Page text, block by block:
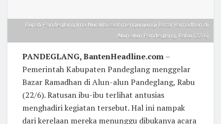
Bupati Pandeglang Irna Nuralita saat mengunjungi Bazar Ramadhan di
Alun-alun Pandeglang, Rabu (22/6)
PANDEGLANG, BantenHeadline.com–
Pemerintah Kabupaten Pandeglang menggelar
Bazar Ramadhan di Alun-alun Pandeglang, Rabu
(22/6). Ratusan ibu-ibu terlihat antusias
menghadiri kegiatan tersebut. Hal ini nampak
dari kerelaan mereka menunggu dibukanya acara